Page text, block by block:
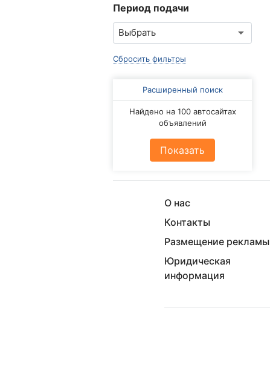
Период подачи
Сбросить фильтры
Расширенный поиск
Найдено на 100 автосайтах
объявлений
Показать
О нас
Контакты
Размещение рекламы
Юридическая
информация